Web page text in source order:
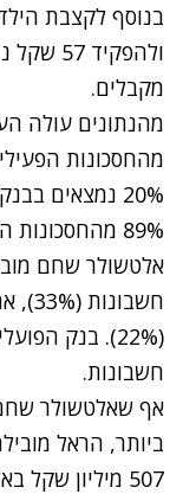
בנוסף לקצבת
מקבלים.
מהחסכונות
89% מהחסכונות החדשים נפתחו בקופות גמל.
אלטשולר שחם
חשבונות.
אף שאלטשולר
507 מיליון